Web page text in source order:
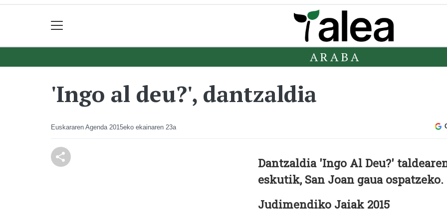
ARABA
'Ingo al deu?', dantzaldia
Euskararen Agenda 2015eko ekainaren 23a
Dantzaldia 'Ingo Al Deu?'
eskutik, San Joan gaua ospatzeko.
Judimendiko Jaiak 2015